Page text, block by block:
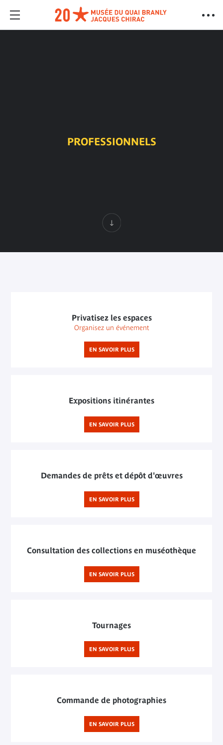
PROFESSIONNELS
Privatisez les espaces
Organisez un événement
EN SAVOIR PLUS
Expositions itinérantes
EN SAVOIR PLUS
Demandes de prêts et dépôt d'œuvres
EN SAVOIR PLUS
Consultation des collections en muséothèque
EN SAVOIR PLUS
Tournages
EN SAVOIR PLUS
Commande de photographies
EN SAVOIR PLUS